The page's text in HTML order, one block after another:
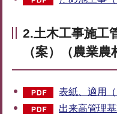
2.土木工事施工
（案）（農業農
表紙、適用
出来高管理